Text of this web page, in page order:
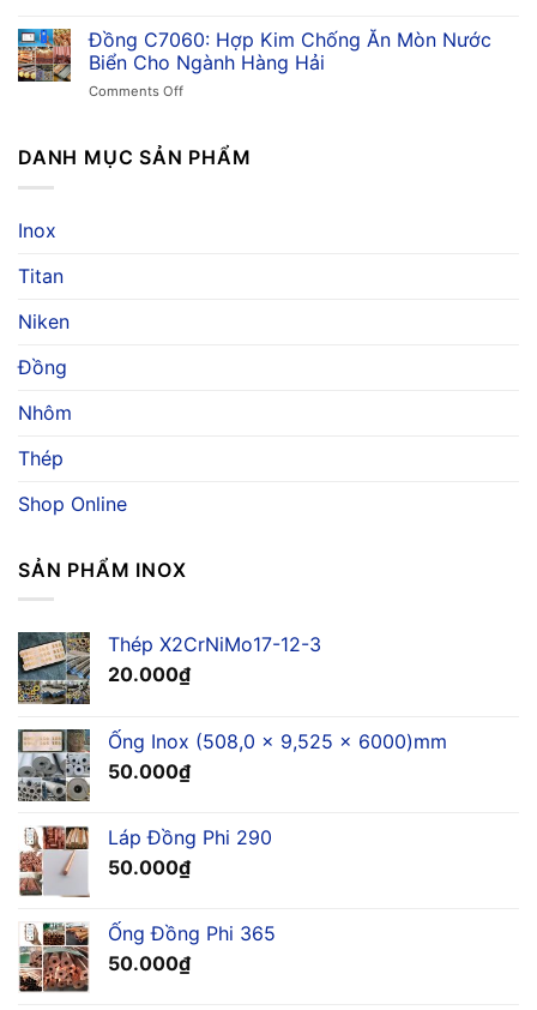
Ứng
Dụng
Ăn
Mòn,
Ứng
Hàng
C7150:
Khả
Năng
Chống
Nước
Đồng C7060: Hợp Kim Chống Ăn Mòn Nước
Biển Cho Ngành Hàng Hải
Comments Offon
Hợp
DANH MỤC SẢN PHẨM
Inox
Titan
Niken
Đồng
Nhôm
Thép
Shop Online
SẢN PHẨM INOX
Thép X2CrNiMo17-12-3
20.000₫
Ống Inox (508,0 x 9,525 x 6000)mm
50.000₫
Láp Đồng Phi 290
50.000₫
Ống Đồng Phi 365
50.000₫